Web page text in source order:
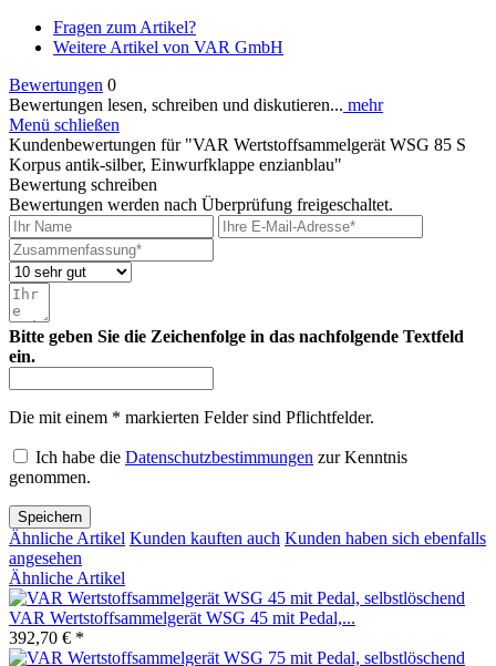
Fragen zum Artikel?
Weitere Artikel von VAR GmbH
Bewertungen 0
Bewertungen lesen, schreiben und diskutieren... mehr
Menü schließen
Kundenbewertungen für "VAR Wertstoffsammelgerät WSG 85 S
Korpus antik-silber, Einwurfklappe enzianblau"
Bewertung schreiben
Bewertungen werden nach Überprüfung freigeschaltet.
Bitte geben Sie die Zeichenfolge in das nachfolgende Textfeld
ein.
Die mit einem * markierten Felder sind Pflichtfelder.
Ich habe die Datenschutzbestimmungen zur Kenntnis
genommen.
Speichern
Ähnliche Artikel Kunden kauften auch Kunden haben sich ebenfalls
angesehen
Ähnliche Artikel
VAR Wertstoffsammelgerät WSG 45 mit Pedal,...
392,70 € *